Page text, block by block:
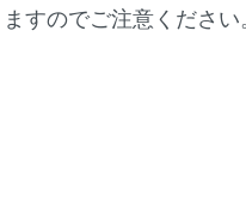
すのでご注意ください。